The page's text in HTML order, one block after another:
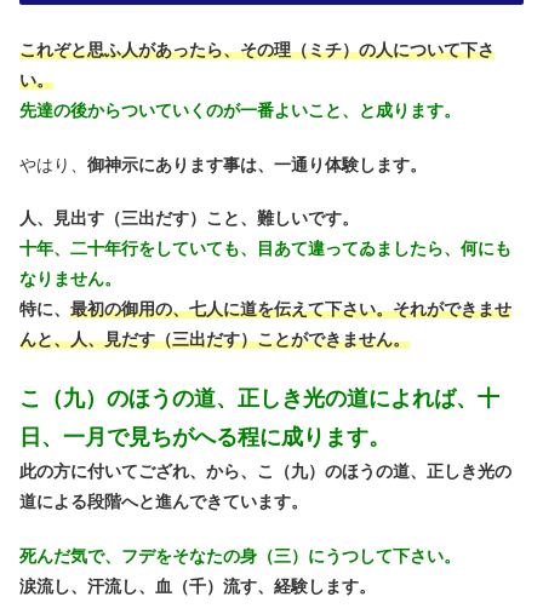
これぞと思ふ人があったら、その理（ミチ）の人について下さ
い。
先達の後からついていくのが一番よいこと、と成ります。
やはり、 御神示にあります事は、一通り体験します。
人、見出す（三出だす）こと、難しいです。
十年、二十年行をしていても、目あて違ってゐましたら、何にも
なりません。
特に、 最初の御用の、七人に道を伝えて下さい。それができませ
んと、人、見だす（三出だす）ことができません。
こ（九）のほうの道、正しき光の道によれば、十
日、一月で見ちがへる程に成ります。
此の方に付いてござれ、から、こ（九）のほうの道、正しき光の
道による段階へと進んできています。
死んだ気で、フデをそなたの身（三）にうつして下さい。
涙流し、汗流し、血（千）流す、経験します。